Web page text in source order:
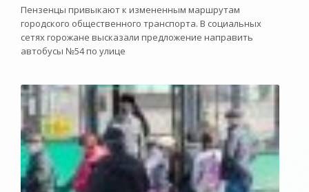
Пензенцы привыкают к измененным маршрутам
городского общественного транспорта. В социальных
сетях горожане высказали предложение направить
автобусы №54 по улице